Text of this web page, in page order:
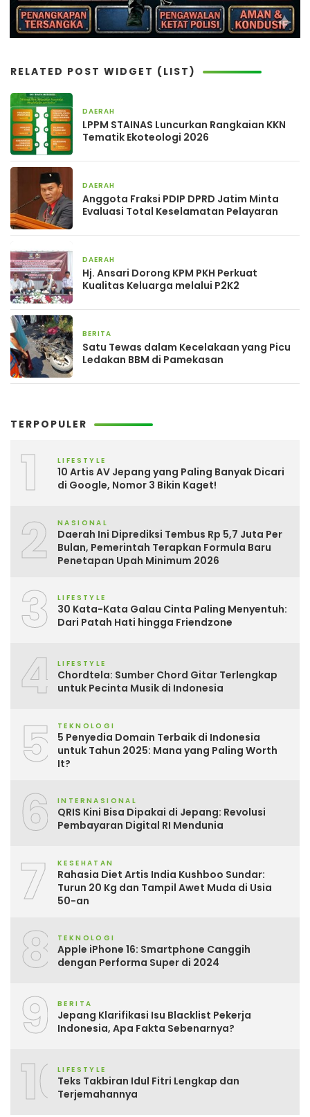
RELATED POST WIDGET (LIST)
DAERAH
LPPM STAINAS Luncurkan Rangkaian KKN
Tematik Ekoteologi 2026
DAERAH
Anggota Fraksi PDIP DPRD Jatim Minta
Evaluasi Total Keselamatan Pelayaran
DAERAH
Hj. Ansari Dorong KPM PKH Perkuat
Kualitas Keluarga melalui P2K2
BERITA
Satu Tewas dalam Kecelakaan yang Picu
Ledakan BBM di Pamekasan
TERPOPULER
1 LIFESTYLE
10 Artis AV Jepang yang Paling Banyak Dicari
di Google, Nomor 3 Bikin Kaget!
2 NASIONAL
Daerah Ini Diprediksi Tembus Rp 5,7 Juta Per
Bulan, Pemerintah Terapkan Formula Baru
Penetapan Upah Minimum 2026
3 LIFESTYLE
30 Kata-Kata Galau Cinta Paling Menyentuh:
Dari Patah Hati hingga Friendzone
4 LIFESTYLE
Chordtela: Sumber Chord Gitar Terlengkap
untuk Pecinta Musik di Indonesia
5 TEKNOLOGI
5 Penyedia Domain Terbaik di Indonesia
untuk Tahun 2025: Mana yang Paling Worth
It?
6 INTERNASIONAL
QRIS Kini Bisa Dipakai di Jepang: Revolusi
Pembayaran Digital RI Mendunia
7 KESEHATAN
Rahasia Diet Artis India Kushboo Sundar:
Turun 20 Kg dan Tampil Awet Muda di Usia
50-an
8 TEKNOLOGI
Apple iPhone 16: Smartphone Canggih
dengan Performa Super di 2024
9 BERITA
Jepang Klarifikasi Isu Blacklist Pekerja
Indonesia, Apa Fakta Sebenarnya?
10LIFESTYLE
Teks Takbiran Idul Fitri Lengkap dan
Terjemahannya